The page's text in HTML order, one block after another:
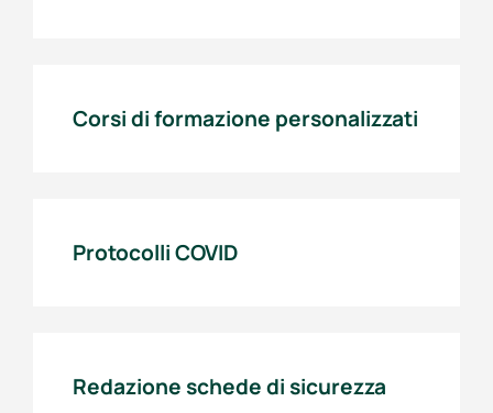
Corsi di formazione personalizzati
Protocolli COVID
Redazione schede di sicurezza